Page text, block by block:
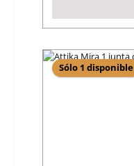
Sólo 1 disponible